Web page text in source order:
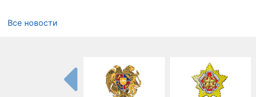
Все новости